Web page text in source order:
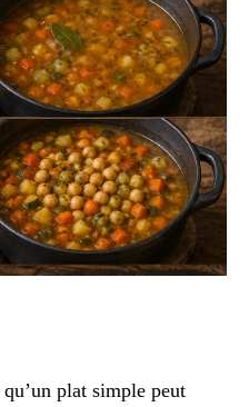
plat simple peut